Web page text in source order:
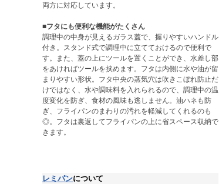
両方に対応しています。
■フタにも便利な機能がたくさん
調理中の中身が見えるガラス蓋で、握りやすいハンドル
付き。スタンド式で調理中に立てておけるので便利で
す。また、蓋の上にツールを置くことができ、水差し部
をあければツールを挟めます。フタは内側に水や油が留
まりやすい形状。フタ中央の蒸気穴は吹きこぼれ防止だ
けではなく、水や調味料を入れられるので、調理中の温
度変化を防ぎ、食材の風味も逃しません。油ハネも防
ぎ、フライパンのまわりの汚れを軽減してくれるのも
◎。フタは裏返してフライパンの上に省スペース収納で
きます。
レミパンについて